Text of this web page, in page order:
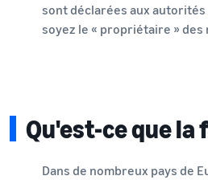
sont déclarées aux
soyez le « propriétaire » des
Qu'est-ce que
Dans de nombreux pays de